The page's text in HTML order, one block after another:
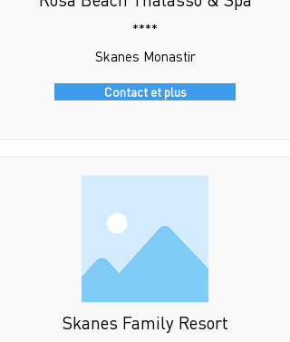
****
Skanes Monastir
Contact et plus
Skanes Family Resort